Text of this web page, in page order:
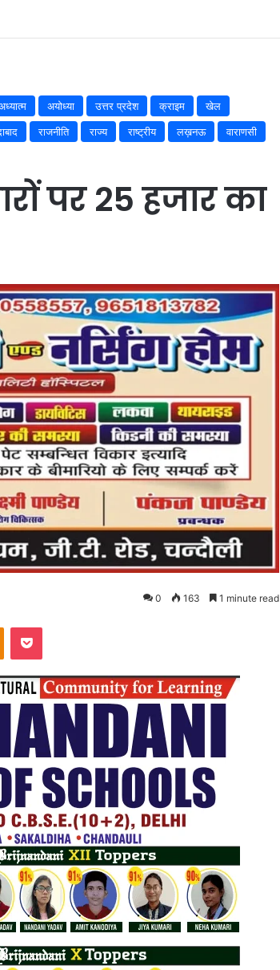
अयोध्या उत्तर प्रदेश क्राइम
खेल
राजनीति राज्य राष्ट्रीय लख़नऊ
वाराणसी
पर 25 हजार का
0 163 1 minute read
Odnoklassniki
Pocket